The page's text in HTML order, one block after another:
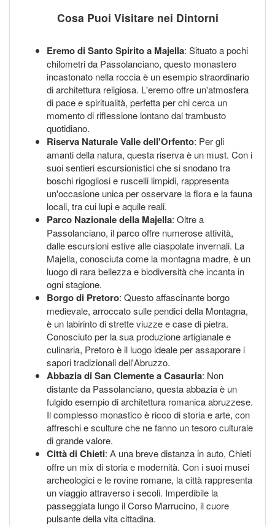
Cosa Puoi Visitare nei Dintorni
Eremo di Santo Spirito a Majella: Situato a pochi
chilometri da Passolanciano, questo monastero
incastonato nella roccia è un esempio straordinario
di architettura religiosa. L'eremo offre un'atmosfera
di pace e spiritualità, perfetta per chi cerca un
momento di riflessione lontano dal trambusto
quotidiano.
Riserva Naturale Valle dell'Orfento: Per gli
amanti della natura, questa riserva è un must. Con i
suoi sentieri escursionistici che si snodano tra
boschi rigogliosi e ruscelli limpidi, rappresenta
un'occasione unica per osservare la flora e la fauna
locali, tra cui lupi e aquile reali.
Parco Nazionale della Majella: Oltre a
Passolanciano, il parco offre numerose attività,
dalle escursioni estive alle ciaspolate invernali. La
Majella, conosciuta come la montagna madre, è un
luogo di rara bellezza e biodiversità che incanta in
ogni stagione.
Borgo di Pretoro: Questo affascinante borgo
medievale, arroccato sulle pendici della Montagna,
è un labirinto di strette viuzze e case di pietra.
Conosciuto per la sua produzione artigianale e
culinaria, Pretoro è il luogo ideale per assaporare i
sapori tradizionali dell'Abruzzo.
Abbazia di San Clemente a Casauria: Non
distante da Passolanciano, questa abbazia è un
fulgido esempio di architettura romanica abruzzese.
Il complesso monastico è ricco di storia e arte, con
affreschi e sculture che ne fanno un tesoro culturale
di grande valore.
Città di Chieti: A una breve distanza in auto, Chieti
offre un mix di storia e modernità. Con i suoi musei
archeologici e le rovine romane, la città rappresenta
un viaggio attraverso i secoli. Imperdibile la
passeggiata lungo il Corso Marrucino, il cuore
pulsante della vita cittadina.